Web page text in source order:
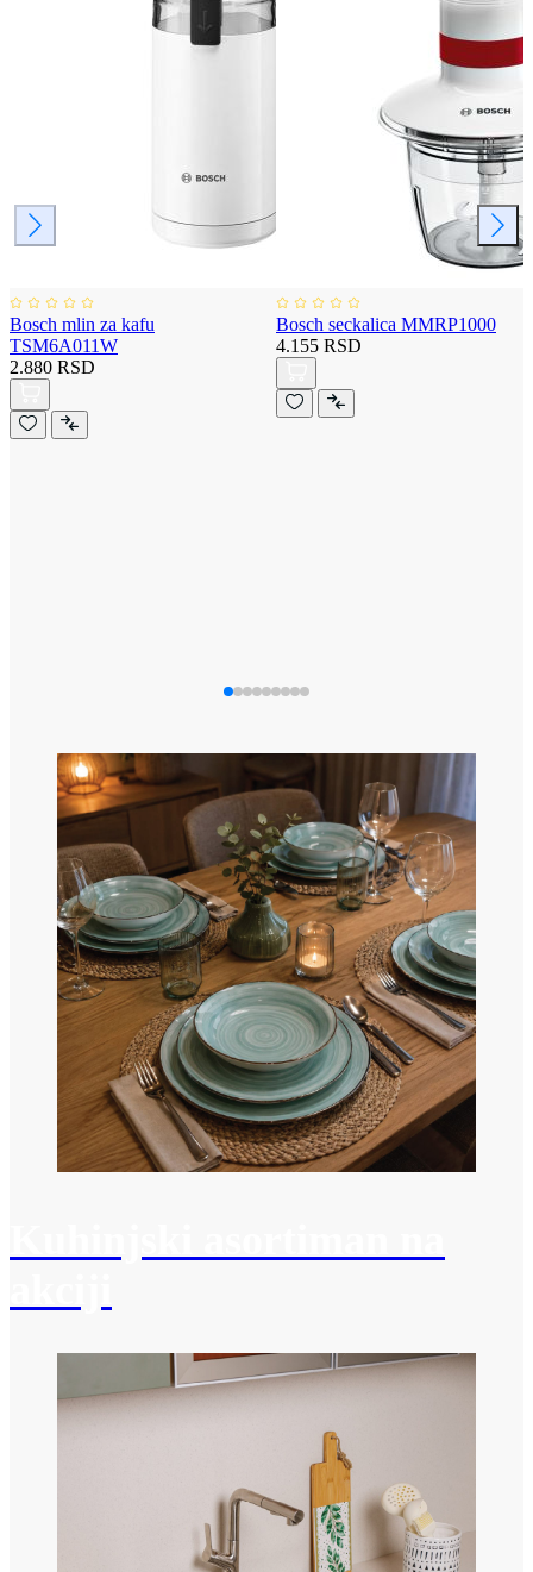
Bosch mlin za kafu
TSM6A011W
2.880 RSD
Bosch seckalica MMRP1000
4.155 RSD